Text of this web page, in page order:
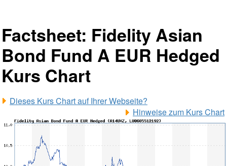
Factsheet: Fidelity Asian
Bond Fund A EUR Hedged
Kurs Chart
Dieses Kurs Chart auf Ihrer Webseite?
Hinweise zum Kurs Chart